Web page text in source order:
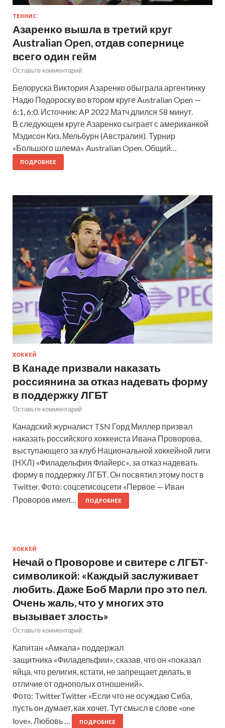
ТЕННИС
Азаренко вышла в третий круг
Australian Open, отдав сопернице
всего один гейм
Оставьте комментарий
Белоруска Виктория Азаренко обыграла аргентинку
Надю Подороску во втором круге Australian Open —
6:1, 6:0. Источник: AP 2022 Матч длился 58 минут.
В следующем круге Азаренко сыграет с американкой
Мэдисон Киз. Мельбурн (Австралия). Турнир
«Большого шлема» Australian Open. Общий…
ПОДРОБНЕЕ
ХОККЕЙ
В Канаде призвали наказать
россиянина за отказ надевать форму
в поддержку ЛГБТ
Оставьте комментарий
Канадский журналист TSN Горд Миллер призвал
наказать российского хоккеиста Ивана Проворова,
выступающего за клуб Национальной хоккейной лиги
(НХЛ) «Филадельфия Флайерс», за отказ надевать
форму в поддержку ЛГБТ. Он посвятил этому пост в
Twitter. Фото: соцсетисоцсети «Первое — Иван
Проворов имел…
ПОДРОБНЕЕ
ХОККЕЙ
Нечай о Проворове и свитере с ЛГБТ-
символикой: «Каждый заслуживает
любить. Даже Боб Марли про это пел.
Очень жаль, что у многих это
вызывает злость»
Оставьте комментарий
Капитан «Амкала» поддержал
защитника «Филадельфии», сказав, что он «показал
яйца, что религия, кстати, не запрещает делать, в
отличие от однополых отношений».
Фото: TwitterTwitter «Если что не осуждаю Сиба,
пусть он думает, как хочет. Тут смысл в слове «one
love». Любовь …
ПОДРОБНЕЕ